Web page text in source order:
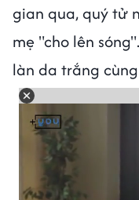
gian qua, quý tử
mẹ "cho lên
làn da trắng